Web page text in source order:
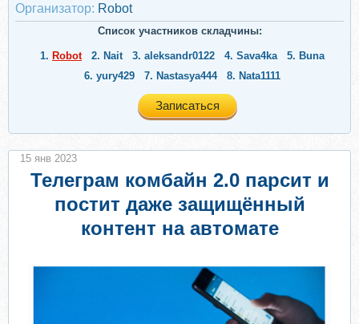
Организатор: Robot
Список участников складчины:
1. Robot 2. Nait 3. aleksandr0122 4. Sava4ka 5. Buna
6. yury429 7. Nastasya444 8. Nata1111
Записаться
Телеграм комбайн 2.0 парсит и
постит даже защищённый
контент на автомате
15 янв 2023